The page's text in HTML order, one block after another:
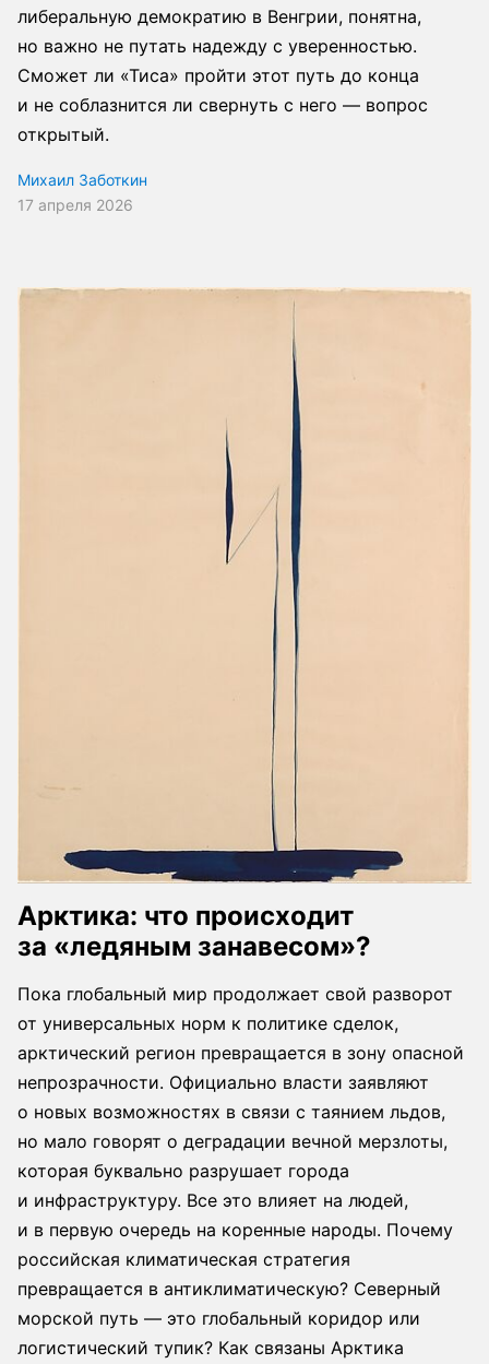
Михаил Заботкин
17 апреля 2026
либеральную демократию в Венгрии, понятна,
но важно не путать надежду с уверенностью.
Сможет ли «Тиса» пройти этот путь до конца
и не соблазнится ли свернуть с него — вопрос
открытый.
Арктика: что происходит
за «ледяным занавесом»?
Пока глобальный мир продолжает свой разворот
от универсальных норм к политике сделок,
арктический регион превращается в зону опасной
непрозрачности. Официально власти заявляют
о новых возможностях в связи с таянием льдов,
но мало говорят о деградации вечной мерзлоты,
которая буквально разрушает города
и инфраструктуру. Все это влияет на людей,
и в первую очередь на коренные народы. Почему
российская климатическая стратегия
превращается в антиклиматическую? Северный
морской путь — это глобальный коридор или
логистический тупик? Как связаны Арктика